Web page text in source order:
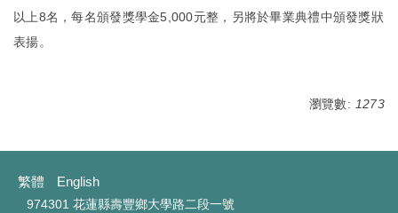
以上8名，每名頒發獎學金5,000元整，另將於畢業典禮中頒發獎狀
表揚。
瀏覽數: 1273
繁體 English
974301 花蓮縣壽豐鄉大學路二段一號